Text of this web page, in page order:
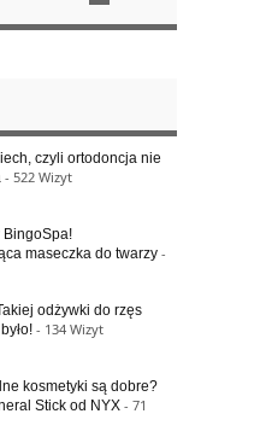
czyli ortodoncja nie
- 522 Wizyt
BingoSpa!
maseczka do twarzy -
odżywki do rzęs
- 134 Wizyt
kosmetyki są dobre?
Stick od NYX - 71